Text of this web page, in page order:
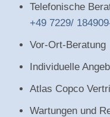
Telefonische
+49 7229/
Vor-Ort-Beratung
Individuelle
Atlas Copco
Wartungen und